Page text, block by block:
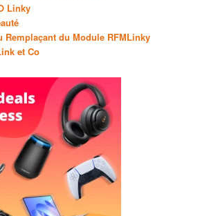
Linky
Remplaçant du Module RFMLinky
et Co